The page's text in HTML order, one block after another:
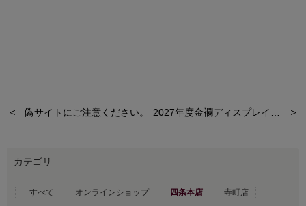
＜ 偽サイトにご注意ください。 ＞
カテゴリ
すべて オンラインショップ 四条本店
寺町店